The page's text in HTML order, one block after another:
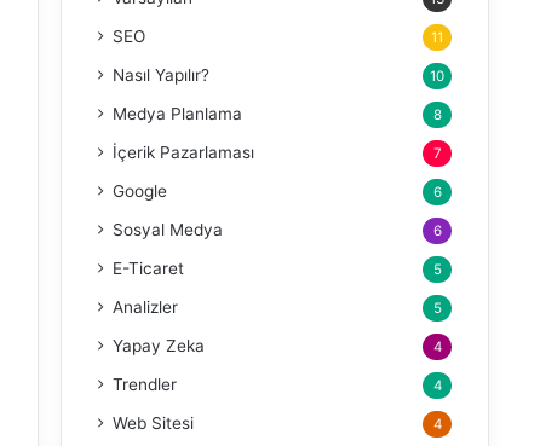
SEO 11
Nasıl Yapılır? 10
Medya Planlama 8
İçerik Pazarlaması 7
Google 6
Sosyal Medya 6
E-Ticaret 5
Analizler 5
Yapay Zeka 4
Trendler 4
Web Sitesi 4